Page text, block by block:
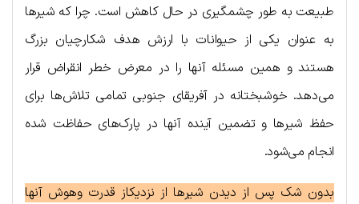
طبیعت به طور چشمگیری در حال کاهش است. چرا که شیرها
به عنوان یکی از حیوانات با ارزش هدف شکارچیان بزرگ
هستند و همین مسئله آنها را در معرض خطر انقراض قرار
می‌دهد. خوشبختانه در آفریقای جنوبی تمامی تلاش‌ها برای
حفظ شیرها و تضمین آینده آنها در پارک‌های حفاظت شده
انجام می‌شود.
بدون شک پس از دیدن شیرها از نزدیکاز قدرت وهوش آنها